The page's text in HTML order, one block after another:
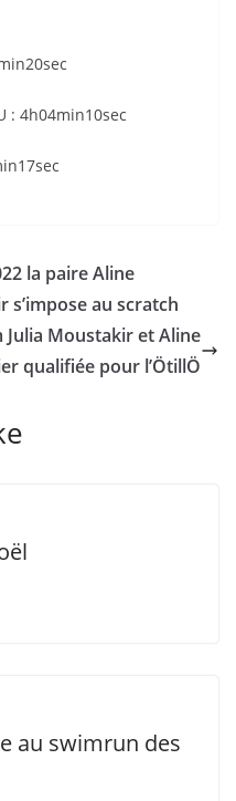
: 4h04min10sec
la paire Aline
s’impose au scratch
Julia Moustakir et Aline
qualifiée pour l’ÖtillÖ
au swimrun des